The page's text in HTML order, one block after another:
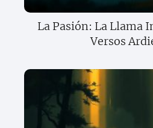
La Pasión: La Llama
Versos